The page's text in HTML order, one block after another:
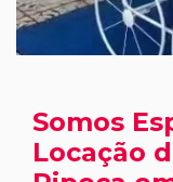
Somos
Locação